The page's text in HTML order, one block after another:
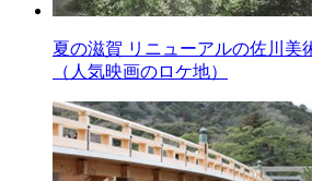
夏の滋賀 リニューアルの佐川美
（人気映画のロケ地）